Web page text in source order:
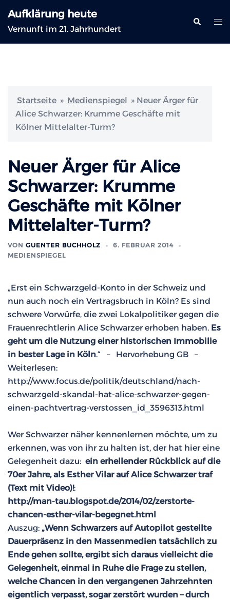
Inhalt
springen
Aufklärung heute
Vernunft im 21. Jahrhundert
Suche
Startseite » Medienspiegel » Neuer Ärger für
Alice Schwarzer: Krumme Geschäfte mit
Kölner Mittelalter-Turm?
Neuer Ärger für Alice
Schwarzer: Krumme
Geschäfte mit Kölner
Mittelalter-Turm?
VON GUENTER BUCHHOLZ
6. FEBRUAR 2014
MEDIENSPIEGEL
„Erst ein Schwarzgeld-Konto in der Schweiz und
nun auch noch ein Vertragsbruch in Köln? Es sind
schwere Vorwürfe, die zwei Lokalpolitiker gegen die
Frauenrechtlerin Alice Schwarzer erhoben haben. Es
geht um die Nutzung einer historischen Immobilie
in bester Lage in Köln.“ – Hervorhebung GB –
Weiterlesen:
http://www.focus.de/politik/deutschland/nach-
schwarzgeld-skandal-hat-alice-schwarzer-gegen-
einen-pachtvertrag-verstossen_id_3596313.html
Wer Schwarzer näher kennenlernen möchte, um zu
erkennen, was von ihr zu halten ist, der hat hier eine
Gelegenheit dazu: ein erhellender Rückblick auf die
70er Jahre, als Esther Vilar auf Alice Schwarzer traf
(Text mit Video)!:
http://man-tau.blogspot.de/2014/02/zerstorte-
chancen-esther-vilar-begegnet.html
Auszug: „Wenn Schwarzers auf Autopilot gestellte
Dauerpräsenz in den Massenmedien tatsächlich zu
Ende gehen sollte, ergibt sich daraus vielleicht die
Gelegenheit, einmal in Ruhe die Frage zu stellen,
welche Chancen in den vergangenen Jahrzehnten
eigentlich verpasst, sogar zerstört wurden – durch